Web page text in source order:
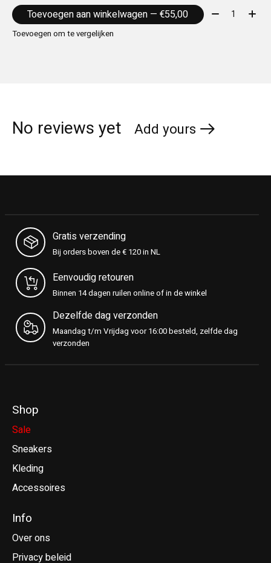
Toevoegen aan winkelwagen — €55,00 Aantal:
Toevoegen om te vergelijken
No reviews yet Add yours
Gratis verzending
Bij orders boven de € 120 in NL
Eenvoudig retouren
Binnen 14 dagen ruilen online of in de winkel
Dezelfde dag verzonden
Maandag t/m Vrijdag voor 16:00 besteld, zelfde dag
verzonden
Shop
Sale
Sneakers
Kleding
Accessoires
Info
Over ons
Privacy beleid